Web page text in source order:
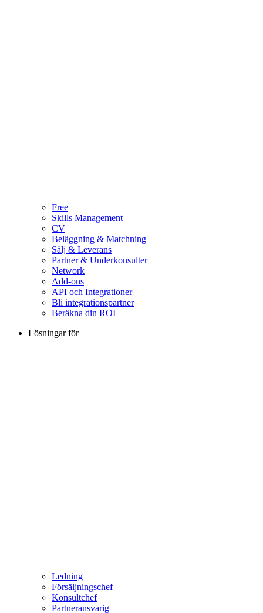
Free
Skills Management
CV
Beläggning & Matchning
Sälj & Leverans
Partner & Underkonsulter
Network
Add-ons
API och Integrationer
Bli integrationspartner
Beräkna din ROI
Lösningar för
Ledning
Försäljningschef
Konsultchef
Partneransvarig